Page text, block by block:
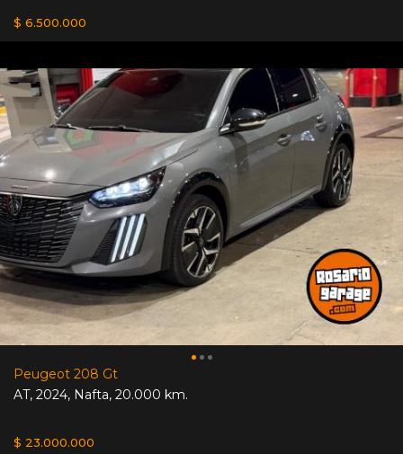
$ 6.500.000
Peugeot 208 Gt
AT, 2024, Nafta, 20.000 km.
$ 23.000.000